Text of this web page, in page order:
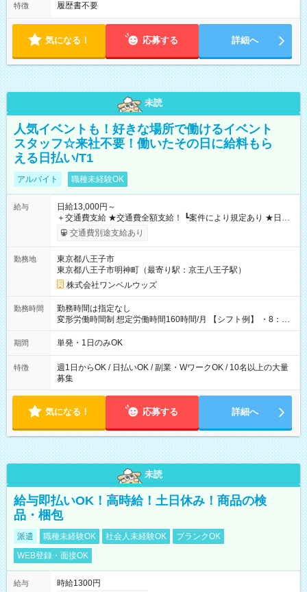
特徴 履歴書不要
気になる！ 応募する 詳細へ
未読
人気イベントも！好きな場所で働けるイベント
スタッフ☆来社不要！働いたその日に給料もら
える日払い/T1
アルバイト 職種未経験OK
給与
日給13,000円～
＋交通費支給 ★交通費全額支給！ ┗案件により規定あり ★日払
いOK！（規定あり） ┗働いたその日に現金GET♪ お仕事後はコ
ンビニATMから 日払い分を引き落とせます！ 【試用期間】試
交通費別途支給あり
勤務地
東京都八王子市
東京都八王子市明神町（最寄り駅：京王八王子駅）
株式会社ワンベルウッズ
勤務時間
勤務時間は指定なし
変形労働時間制 想定労働時間160時間/月 【シフト例】 ・8：00
～21：00
期間 単発・1日のみOK
特徴
週1日からOK / 日払いOK / 副業・WワークOK / 10名以上の大量
募集
気になる！ 応募する 詳細へ
未読
給与即払いOK！高時給！土日休み！商品の検
品・梱包
派遣 職種未経験OK 社会人未経験OK
ブランクOK
WEB登録・面接OK
給与 時給1300円